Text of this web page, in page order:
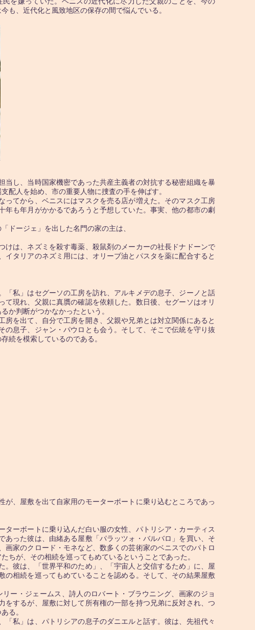
も、近代化と風致地区の保存の間で悩んでいる。
し、当時国家機密であった共産主義者の対抗する秘密組織を暴
配人を始め、市の重要人物に捜査の手を伸ばす。
てから、ベニスにはマスクを売る店が増えた。そのマスク工房
も年月がかかるであろうと予想していた。事実、他の都市の劇
ドージェ」を出した名門の家の主は、
は、ネズミを殺す毒薬、殺鼠剤のメーカーの社長ドナドーンで
タリアのネズミ用には、オリーブ油とパスタを薬に配合すると
私」はセグーソの工房を訪れ、アルキメデの息子、ジーノと話
現れ、父親に真贋の確認を依頼した。数日後、セグーソはオリ
か判断がつかなかったという。
を出て、自分で工房を開き、父親や兄弟とは対立関係にあると
息子、ジャン・パウロとも会う。そして、そこで伝統を守り抜
続を模索しているのである。
、屋敷を出て自家用のモーターボートに乗り込むところであっ
ーボートに乗り込んだ白い服の女性、パトリシア・カーティス
った彼は、由緒ある屋敷「パラッツォ・バルバロ」を買い、そ
家のクロード・モネなど、数多くの芸術家のベニスでのパトロ
ちが、その相続を巡ってもめているということであった。
彼は、「世界平和のため」、「宇宙人と交信するため」に、屋
相続を巡ってもめていることを認める。そして、その結果屋敷
ー・ジェームス、詩人のロバート・ブラウニング、画家のジョ
するが、屋敷に対して所有権の一部を持つ兄弟に反対され、つ
る。
私」は、パトリシアの息子のダニエルと話す。彼は、先祖代々